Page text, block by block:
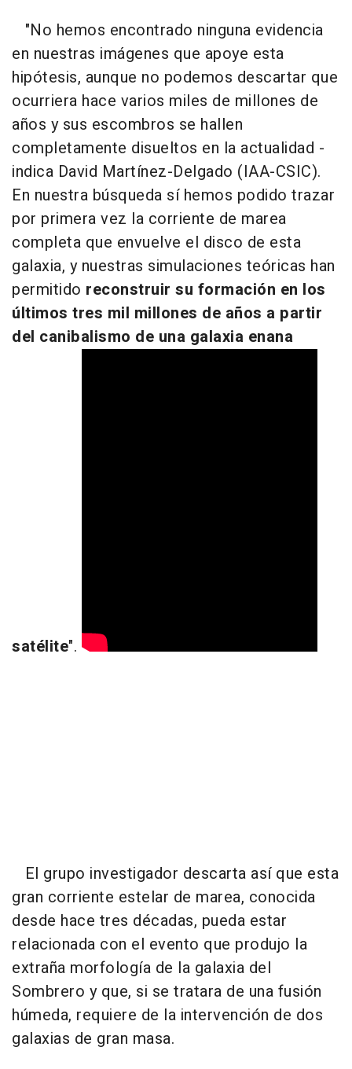
"No hemos encontrado ninguna evidencia
en nuestras imágenes que apoye esta
hipótesis, aunque no podemos descartar que
ocurriera hace varios miles de millones de
años y sus escombros se hallen
completamente disueltos en la actualidad -
indica David Martínez-Delgado (IAA-CSIC).
En nuestra búsqueda sí hemos podido trazar
por primera vez la corriente de marea
completa que envuelve el disco de esta
galaxia, y nuestras simulaciones teóricas han
permitido reconstruir su formación en los
últimos tres mil millones de años a partir
del canibalismo de una galaxia enana
satélite".
El grupo investigador descarta así que esta
gran corriente estelar de marea, conocida
desde hace tres décadas, pueda estar
relacionada con el evento que produjo la
extraña morfología de la galaxia del
Sombrero y que, si se tratara de una fusión
húmeda, requiere de la intervención de dos
galaxias de gran masa.